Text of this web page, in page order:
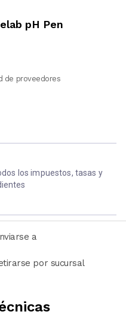
pH Pen
de proveedores
los impuestos, tasas y
a
por sucursal